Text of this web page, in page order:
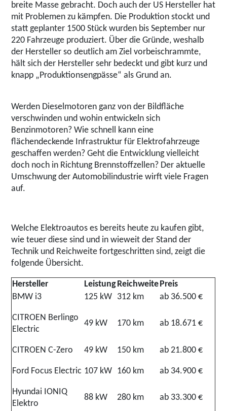
breite Masse gebracht. Doch auch der US Hersteller hat
mit Problemen zu kämpfen. Die Produktion stockt und
statt geplanter 1500 Stück wurden bis September nur
220 Fahrzeuge produziert. Über die Gründe, weshalb
der Hersteller so deutlich am Ziel vorbeischrammte,
hält sich der Hersteller sehr bedeckt und gibt kurz und
knapp „Produktionsengpässe“ als Grund an.
Werden Dieselmotoren ganz von der Bildfläche
verschwinden und wohin entwickeln sich
Benzinmotoren? Wie schnell kann eine
flächendeckende Infrastruktur für Elektrofahrzeuge
geschaffen werden? Geht die Entwicklung vielleicht
doch noch in Richtung Brennstoffzellen? Der aktuelle
Umschwung der Automobilindustrie wirft viele Fragen
auf.
Welche Elektroautos es bereits heute zu kaufen gibt,
wie teuer diese sind und in wieweit der Stand der
Technik und Reichweite fortgeschritten sind, zeigt die
folgende Übersicht.
Hersteller LeistungReichweitePreis
BMW i3
125 kW 312 km ab 36.500 €
CITROEN Berlingo
Electric
49 kW 170 km ab 18.671 €
CITROEN C-Zero 49 kW 150 km ab 21.800 €
Ford Focus Electric 107 kW 160 km ab 34.900 €
Hyundai IONIQ
Elektro
88 kW 280 km ab 33.300 €